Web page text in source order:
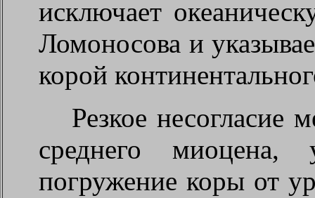
исключает
Ломоносова и
корой
Резкое несогласие
среднего миоцена,
погружение коры от